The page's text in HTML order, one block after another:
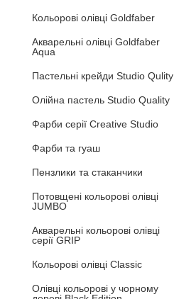
Кольорові олівці Goldfaber
Акварельні олівці Goldfaber
Aqua
Пастельні крейди Studio Qulity
Олійна пастель Studio Quality
Фарби серії Creative Studio
Фарби та гуаш
Пензлики та стаканчики
Потовщені кольорові олівці
JUMBO
Акварельні кольорові олівці
серії GRIP
Кольорові олівці Classic
Олівці кольорові у чорному